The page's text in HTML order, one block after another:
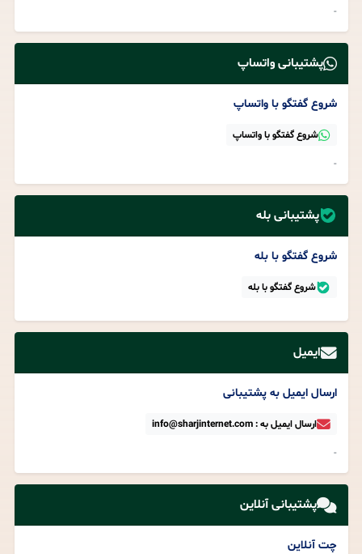
-
پشتیبانی واتساپ
شروع گفتگو با واتساپ
شروع گفتگو با واتساپ
-
پشتیبانی بله
شروع گفتگو با بله
شروع گفتگو با بله
ایمیل
ارسال ایمیل به پشتیبانی
ارسال ایمیل به : info@sharjinternet.com
-
پشتیبانی آنلاین
چت آنلاین